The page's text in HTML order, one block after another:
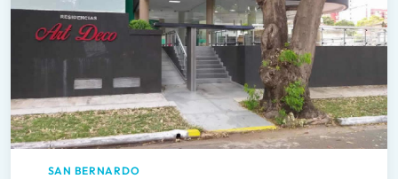
SAN BERNARDO